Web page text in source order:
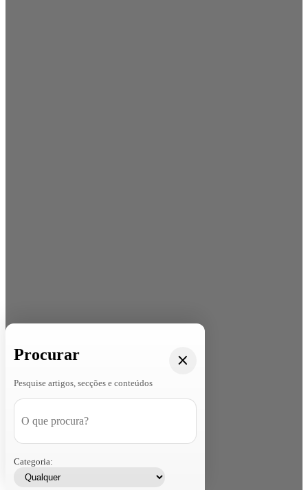
Procurar
Pesquise artigos, secções e conteúdos
Categoria: